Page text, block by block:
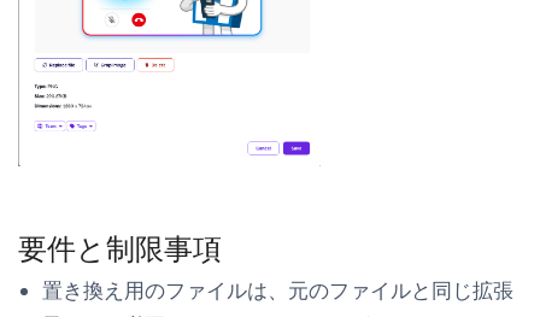
要件と制限事項
置き換え用のファイルは、元のファイルと同じ拡張